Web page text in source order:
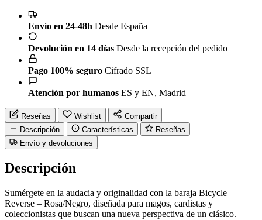
Envío en 24-48h Desde España
Devolución en 14 días Desde la recepción del pedido
Pago 100% seguro Cifrado SSL
Atención por humanos ES y EN, Madrid
Reseñas Wishlist
Compartir
Descripción
Características
Reseñas
Envío y devoluciones
Descripción
Sumérgete en la audacia y originalidad con la baraja Bicycle
Reverse – Rosa/Negro, diseñada para magos, cardistas y
coleccionistas que buscan una nueva perspectiva de un clásico.